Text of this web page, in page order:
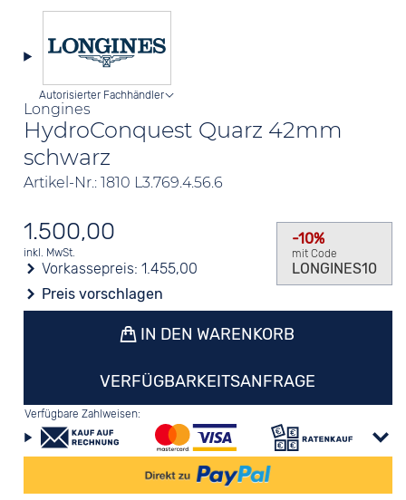
Longines
HydroConquest Quarz 42mm
schwarz
Artikel-Nr.: 1810 L3.769.4.56.6
Autorisierter Fachhändler
1.500,00
inkl. MwSt.
Vorkassepreis:1.455,00
Preis vorschlagen
-10%
mit Code
LONGINES10
IN DEN WARENKORB
VERFÜGBARKEITSANFRAGE
Verfügbare Zahlweisen: